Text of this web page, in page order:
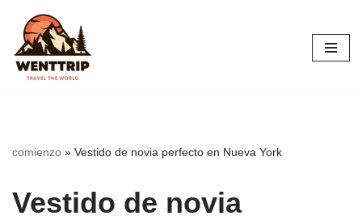
Saltar
al
contenido
comienzo » Vestido de novia perfecto en Nueva York
Vestido de novia